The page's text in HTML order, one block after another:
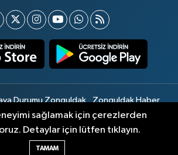
Durumu Zonguldak
Zonguldak Haber
Hizmet Şartları Sitemap
Haber Yazılımı:
sağlamak için çerezlerden
Detaylar için lütfen tıklayın.
TAMAM